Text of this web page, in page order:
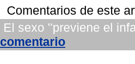
Comentarios de este
El sexo ''previene el
comentario